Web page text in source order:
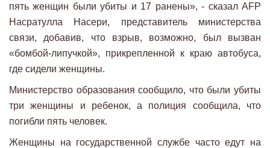
пять женщин были убиты и 17 ранены», - сказал AFP
Насратулла Насери, представитель министерства
связи, добавив, что взрыв, возможно, был вызван
«бомбой-липучкой», прикрепленной к краю автобуса,
где сидели женщины.
Министерство образования сообщило, что были убиты
три женщины и ребенок, а полиция сообщила, что
погибли пять человек.
Женщины на государственной службе часто едут на